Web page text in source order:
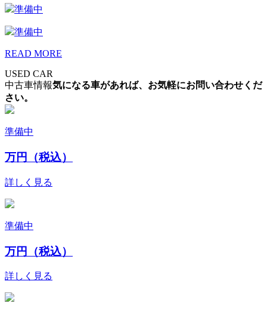
準備中
準備中
READ MORE
USED CAR
中古車情報気になる車があれば、お気軽にお問い合わせくだ
さい。
準備中
万円（税込）
詳しく見る
準備中
万円（税込）
詳しく見る